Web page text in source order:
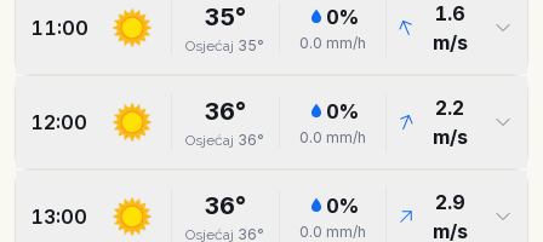
11:00 35°
Osjećaj 35°
0%
0.0 mm/h
1.6
m/s
12:00 36°
Osjećaj 36°
0%
0.0 mm/h
2.2
m/s
13:00 36°
Osjećaj 36°
0%
0.0 mm/h
2.9
m/s